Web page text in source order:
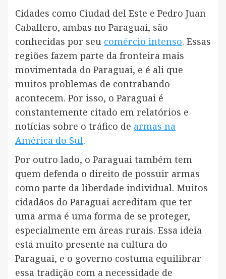
Cidades como Ciudad del Este e Pedro Juan
Caballero, ambas no Paraguai, são
conhecidas por seu comércio intenso. Essas
regiões fazem parte da fronteira mais
movimentada do Paraguai, e é ali que
muitos problemas de contrabando
acontecem. Por isso, o Paraguai é
constantemente citado em relatórios e
notícias sobre o tráfico de armas na
América do Sul.
Por outro lado, o Paraguai também tem
quem defenda o direito de possuir armas
como parte da liberdade individual. Muitos
cidadãos do Paraguai acreditam que ter
uma arma é uma forma de se proteger,
especialmente em áreas rurais. Essa ideia
está muito presente na cultura do
Paraguai, e o governo costuma equilibrar
essa tradição com a necessidade de